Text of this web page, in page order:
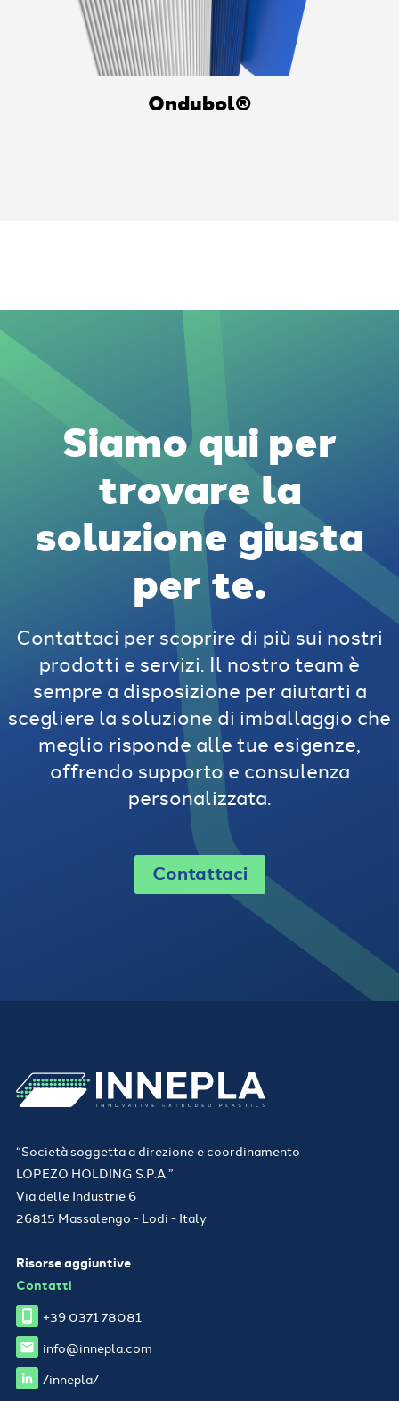
Ondubol®
Siamo qui per
trovare la
soluzione giusta
per te.
Contattaci per scoprire di più sui nostri
prodotti e servizi. Il nostro team è
sempre a disposizione per aiutarti a
scegliere la soluzione di imballaggio che
meglio risponde alle tue esigenze,
offrendo supporto e consulenza
personalizzata.
Contattaci
“Società soggetta a direzione e coordinamento
LOPEZO HOLDING S.P.A.”
Via delle Industrie 6
26815 Massalengo - Lodi - Italy
Risorse aggiuntive
Contatti
+39 0371 78081
info@innepla.com
/innepla/